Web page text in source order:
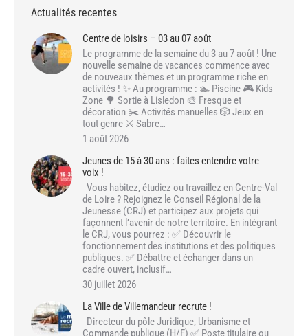
Actualités recentes
Centre de loisirs – 03 au 07 août
Le programme de la semaine du 3 au 7 août ! Une
nouvelle semaine de vacances commence avec
de nouveaux thèmes et un programme riche en
activités ! ✨ Au programme : 🏊 Piscine 🎮 Kids
Zone 🌳 Sortie à Lisledon 🎨 Fresque et
décoration ✂️ Activités manuelles 🎲 Jeux en
tout genre ⚔️ Sabre…
1 août 2026
Jeunes de 15 à 30 ans : faites entendre votre
voix !
Vous habitez, étudiez ou travaillez en Centre-Val
de Loire ? Rejoignez le Conseil Régional de la
Jeunesse (CRJ) et participez aux projets qui
façonnent l’avenir de notre territoire. En intégrant
le CRJ, vous pourrez : ✅ Découvrir le
fonctionnement des institutions et des politiques
publiques. ✅ Débattre et échanger dans un
cadre ouvert, inclusif…
30 juillet 2026
La Ville de Villemandeur recrute !
Directeur du pôle Juridique, Urbanisme et
Commande publique (H/F) ✅ Poste titulaire ou